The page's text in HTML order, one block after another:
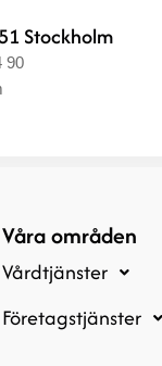
Stockholm
90
Våra områden
Vårdtjänster
Företagstjänster